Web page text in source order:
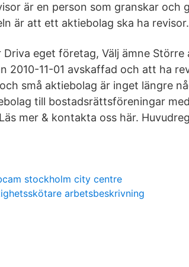
är en person som granskar och
är att ett aktiebolag ska ha revisor.
eget företag, Välj ämne Större
2010-11-01 avskaffad och att ha
små aktiebolag är inget längre
till bostadsrättsföreningar
mer & kontakta oss här.
stockholm city centre
arbetsbeskrivning